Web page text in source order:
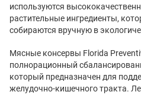
используются
растительные ингредиенты,
собираются вручную в
Мясные консервы Florida
полнорационный
который предназначен для
желудочно-кишечного тракта.